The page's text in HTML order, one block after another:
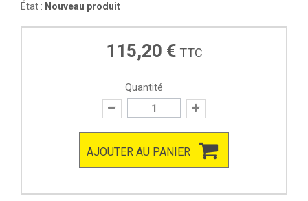
État : Nouveau produit
115,20 € TTC
Quantité
AJOUTER AU PANIER